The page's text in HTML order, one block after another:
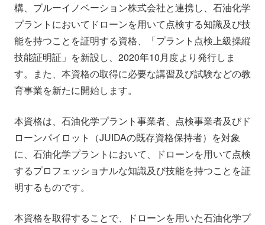
IR情報 English
構、ブルーイノベーション株式会社と連携し、石油化学
プラントにおいてドローンを用いて点検する知識及び技
能を持つことを証明する資格、「プラント点検上級操縦
技能証明証」を新設し、2020年10月度より発行しま
す。また、本資格の取得に必要な講習及び試験などの教
育事業を新たに開始します。
本資格は、石油化学プラント事業者、点検事業者及びド
ローンパイロット（JUIDAの既存資格保持者）を対象
に、石油化学プラントにおいて、ドローンを用いて点検
するプロフェッショナルな知識及び技能を持つことを証
明するものです。
本資格を取得することで、ドローンを用いた石油化学プ